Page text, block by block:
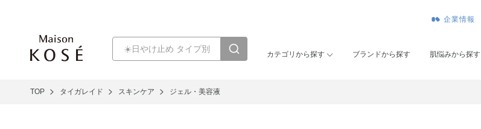
企業情報
カテゴリから探す ブランドから探す 肌悩みから探す
TOP タイガレイド スキンケア ジェル・美容液